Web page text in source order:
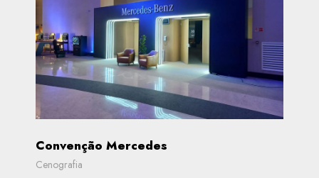
Convenção Mercedes
Cenografia